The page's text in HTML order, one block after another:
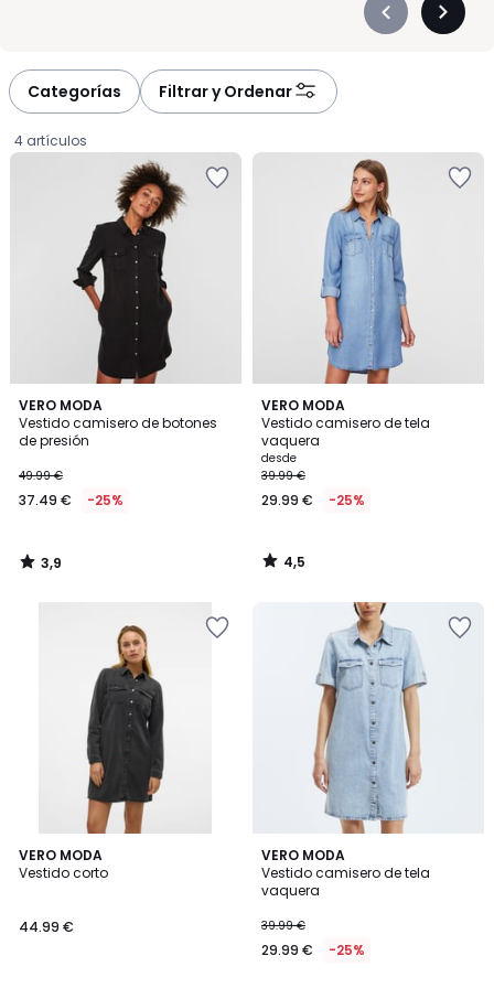
Précédent
Categorías Filtrar y Ordenar
4 artículos
VERO MODA
Vestido camisero de botones
de presión
€
en
de
49.99
49.99 €
37.49 € -25%
3,9
/ 5
3,9
/
VERO MODA
Vestido camisero de tela
vaquera
desde
39.99 €
29.99 € -25%
4,5
/ 5
4,5
/
VERO MODA
Vestido corto
44.99 €
5
/
VERO MODA
Vestido camisero de tela
vaquera
39.99 €
29.99 € -25%
5
/
5
2
Colores